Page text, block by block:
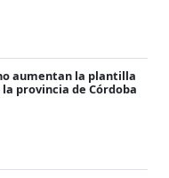
aumentan la plantilla
provincia de Córdoba